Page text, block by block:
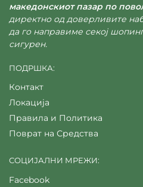
македонскиот пазар по
директно од доверливите
да го направиме секој
сигурен.
ПОДРШКА:
Контакт
Локација
Правила и Политика
Поврат на Средства
СОЦИЈАЛНИ МРЕЖИ:
Facebook